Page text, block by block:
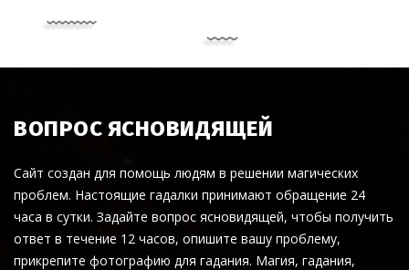
ВОПРОС ЯСНОВИДЯЩЕЙ
Сайт создан для помощь людям в решении магических
проблем. Настоящие гадалки принимают обращение 24
часа в сутки. Задайте вопрос ясновидящей, чтобы получить
ответ в течение 12 часов, опишите вашу проблему,
прикрепите фотографию для гадания. Магия, гадания,